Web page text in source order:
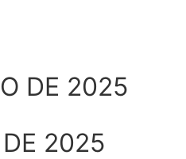
DE 2025
2025